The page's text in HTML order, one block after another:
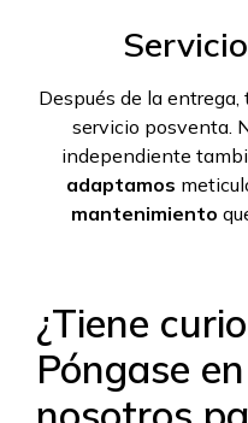
Después de la
servicio posventa.
independiente
adaptamos
mantenimiento
¿Tiene
Póngase